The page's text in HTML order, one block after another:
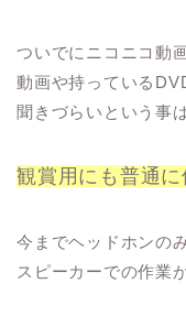
ついでにニコニコ動
動画や持っている
聞きづらいという事
観賞用にも普通に
今までヘッドホンの
スピーカーでの作業